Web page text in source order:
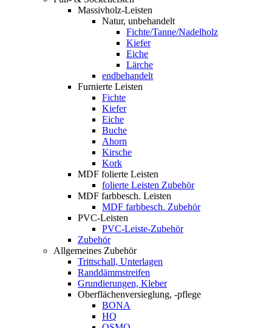
Massivholz-Leisten
Natur, unbehandelt
Fichte/Tanne/Nadelholz
Kiefer
Eiche
Lärche
endbehandelt
Furnierte Leisten
Fichte
Kiefer
Eiche
Buche
Ahorn
Kirsche
Kork
MDF folierte Leisten
folierte Leisten Zubehör
MDF farbbesch. Leisten
MDF farbbesch. Zubehör
PVC-Leisten
PVC-Leiste-Zubehör
Zubehör
Allgemeines Zubehör
Trittschall, Unterlagen
Randdämmstreifen
Grundierungen, Kleber
Oberflächenversieglung, -pflege
BONA
HQ